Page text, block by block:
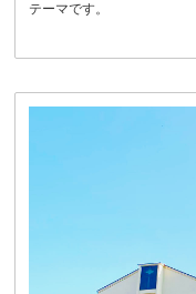
テーマです。